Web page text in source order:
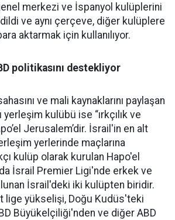
merkezi ve İspanyol kulüplerini
ve aynı çerçeve, diğer kulüplere
aktarmak için kullanılıyor.
politikasını destekliyor
ve mali kaynaklarını paylaşan
yerleşim kulübü ise “ırkçılık ve
Jerusalem’dir. İsrail'in en alt
yerlerinde maçlarına
kulüp olarak kurulan Hapo'el
İsrail Premier Ligi'nde erkek ve
İsrail'deki iki kulüpten biridir.
lige yükselişi, Doğu Kudüs'teki
Büyükelçiliği'nden ve diğer ABD